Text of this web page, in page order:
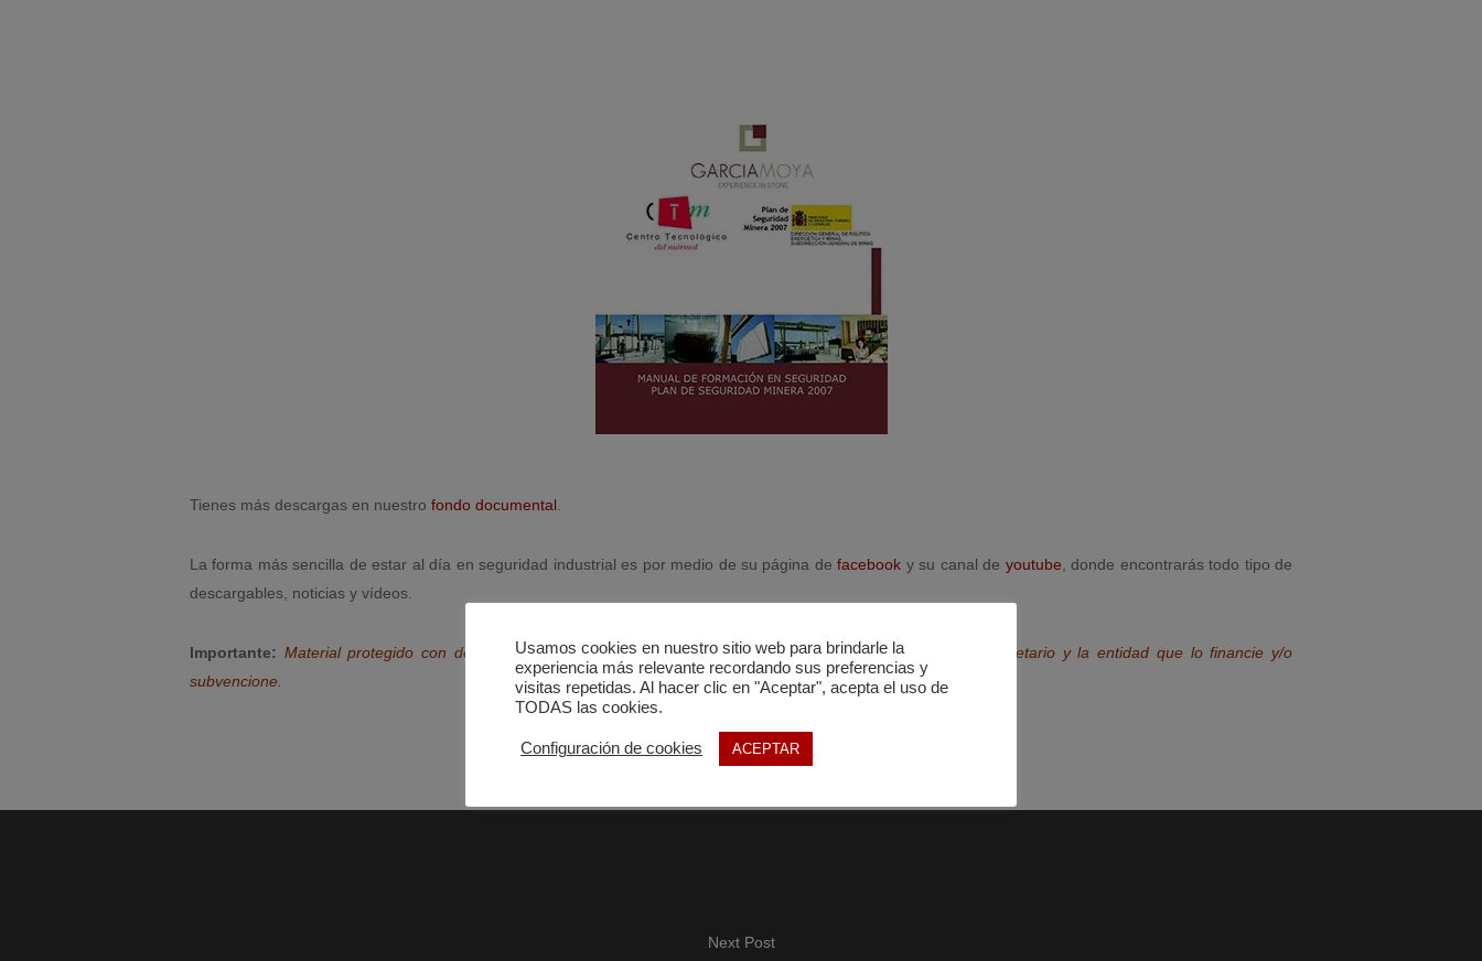
Tienes más descargas en nuestro fondo documental
La forma más sencilla de estar al día en seguridad industrial es por medio de su página defacebook y su canal de youtube , donde encontrarás todo tipo de
descargables, noticias y vídeos.
Importante: Material protegido con derechos de autor. Cualquier uso deberá de respetar la autoría de su propietario y la entidad que lo financie y/o
subvencione.
Next Post
Usamos cookies en nuestro sitio web para brindarle la
experiencia más relevante recordando sus preferencias y
visitas repetidas. Al hacer clic en "Aceptar", acepta el uso de
TODAS las cookies.
Configuración de cookies ACEPTAR